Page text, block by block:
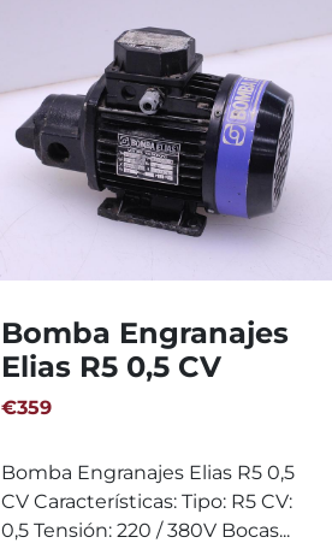
Bomba Engranajes
Elias R5 0,5 CV
€359
Bomba Engranajes Elias R5 0,5
CV Características: Tipo: R5 CV:
0,5 Tensión: 220 / 380V Bocas...